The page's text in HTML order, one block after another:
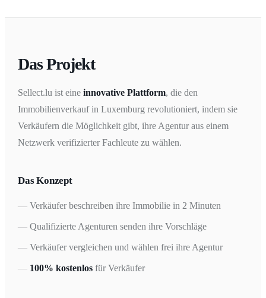
Das Projekt
Sellect.lu ist eineinnovative Plattform, die den
Immobilienverkauf in Luxemburg revolutioniert, indem sie
Verkäufern die Möglichkeit gibt, ihre Agentur aus einem
Netzwerk verifizierter Fachleute zu wählen.
Das Konzept
Verkäufer beschreiben ihre Immobilie in 2 Minuten
Qualifizierte Agenturen senden ihre Vorschläge
Verkäufer vergleichen und wählen frei ihre Agentur
100% kostenlos für Verkäufer